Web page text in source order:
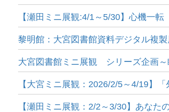
【瀬田ミニ展観:4/1～5/30】心機一転
黎明館：大宮図書館資料デジタル複
大宮図書館ミニ展観 シリーズ企画～
【大宮ミニ展観：2026/2/5～4/19】
【瀬田ミニ展観：2/2～3/30】あな